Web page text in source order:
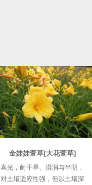
金娃娃萱草[大花萱草]
喜光，耐干旱、湿润与半阴，
对土壤适应性强，但以土壤深